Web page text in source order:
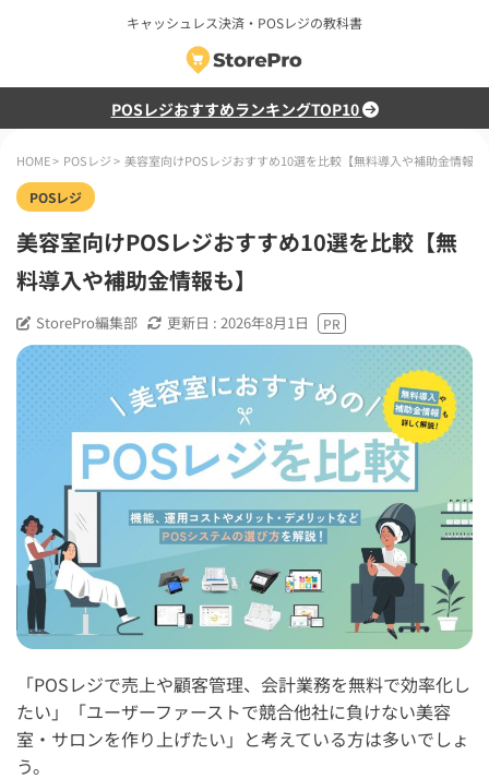
キャッシュレス決済・POSレジの教科書
POSレジおすすめランキングTOP10
HOME> POSレジ> 美容室向けPOSレジおすすめ10選を比較【無料導入や補助金情報も
POSレジ
美容室向けPOSレジおすすめ10選を比較【無
料導入や補助金情報も】
StorePro編集部 更新日 : 2026年8月1日
「POSレジで売上や顧客管理、会計業務を無料で効率化し
たい」「ユーザーファーストで競合他社に負けない美容
室・サロンを作り上げたい」と考えている方は多いでしょ
う。